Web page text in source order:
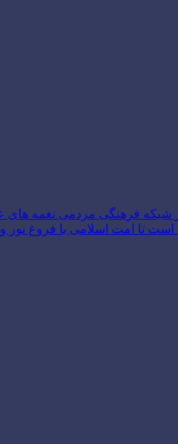
شبکه فرهنگی مردمی نغمه های
تا امت اسلامی با فروغ نور